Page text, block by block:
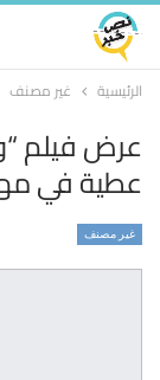
الرئيسية غير مصنف
عرض فيلم
عطية في
غير مصنف